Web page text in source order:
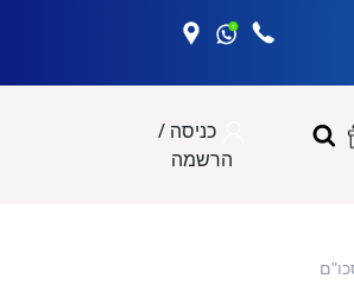
כניסה /
הרשמה